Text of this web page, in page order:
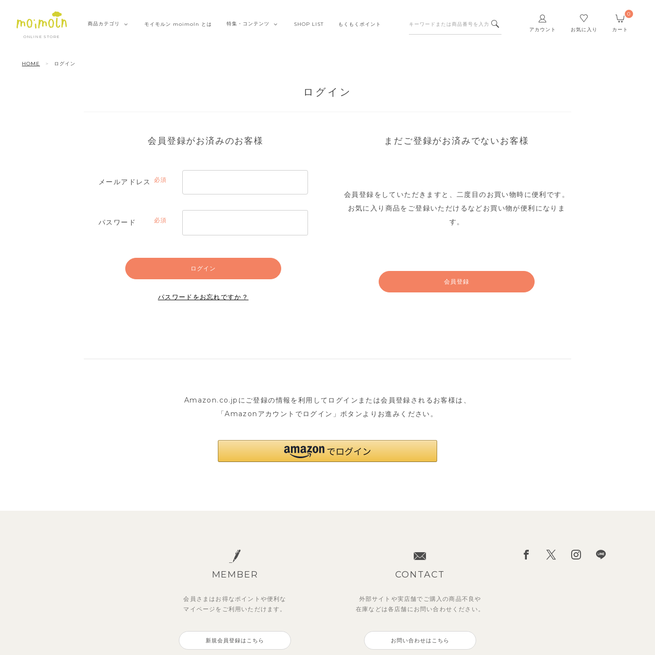
ONLINE STORE
アカウント お気に入り カート
0
商品カテゴリ モイモルン moimoln とは 特集・ コンテンツ SHOP LIST もくもくポイント
HOME ログイン
ログイン
会員登録がお済みのお客様
メールアドレス
パスワード
ログイン
パスワードをお忘れですか？
まだご登録がお済みでないお客様
会員登録をしていただきますと、二度目のお買い物時に便利です。
お気に入り商品をご登録いただけるなどお買い物が便利になりま
す。
会員登録
Amazon.co.jpにご登録の情報を利用してログインまたは会員登録されるお客様は、
「Amazonアカウントでログイン」ボタンよりお進みください。
MEMBER
会員さまはお得なポイントや便利な
マイページを ご利用いただけます。
新規会員登録はこちら
CONTACT
外部サイトや実店舗でご購入の商品不良や
在庫などは各店舗に お問い合わせください。
お問い合わせはこちら